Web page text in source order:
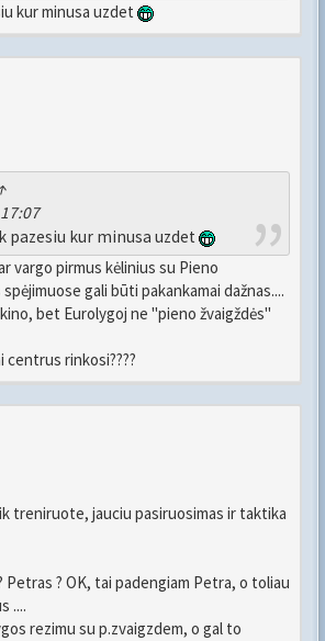
kur minusa uzdet
pazesiu kur minusa uzdet
vargo pirmus kėlinius su Pieno
gali būti pakankamai dažnas....
bet Eurolygoj ne "pieno žvaigždės"
centrus rinkosi????
treniruote, jauciu pasiruosimas ir taktika
Petras ? OK, tai padengiam Petra, o toliau
....
rezimu su p.zvaigzdem, o gal to